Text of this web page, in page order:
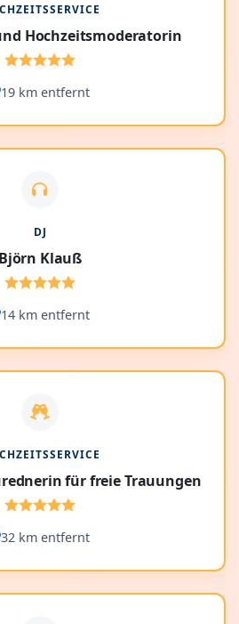
Hochzeitsmoderatorin
19 km entfernt
DJ
Björn Klauß
14 km entfernt
für freie Trauungen
32 km entfernt